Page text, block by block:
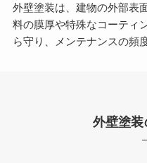
外壁塗装は、建物の外部表
料の膜厚や特殊なコーティ
ら守り、メンテナンスの頻
外壁塗